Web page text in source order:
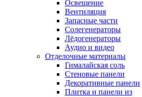
Освещение
Вентиляция
Запасные части
Солегенераторы
Лёдогенераторы
Аудио и видео
Отделочные материалы
Гималайская соль
Стеновые панели
Декоративные панели
Плитка и панели из